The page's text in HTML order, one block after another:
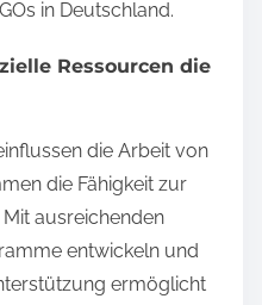
in Deutschland.
Ressourcen die
die Arbeit von
die Fähigkeit zur
ausreichenden
entwickeln und
ermöglicht